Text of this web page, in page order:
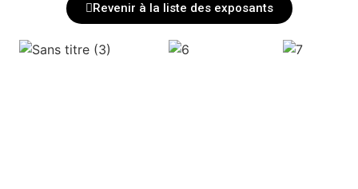
Revenir à la liste des exposants